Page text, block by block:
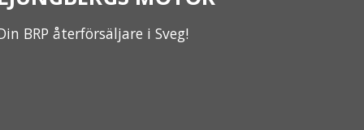
BRP återförsäljare i Sveg!